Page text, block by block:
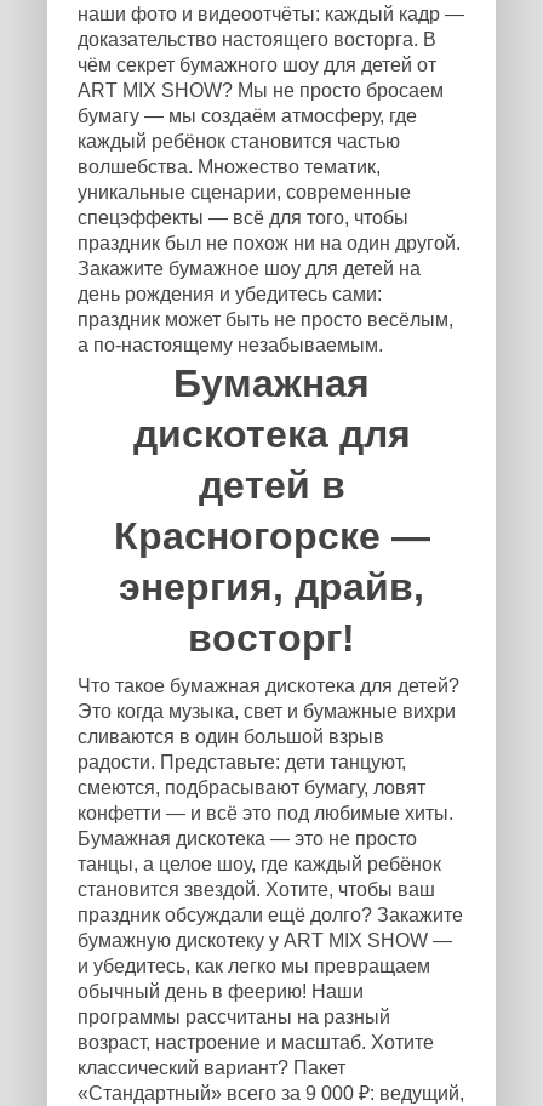
наши фото и видеоотчёты: каждый кадр —
доказательство настоящего восторга. В
чём секрет бумажного шоу для детей от
ART MIX SHOW? Мы не просто бросаем
бумагу — мы создаём атмосферу, где
каждый ребёнок становится частью
волшебства. Множество тематик,
уникальные сценарии, современные
спецэффекты — всё для того, чтобы
праздник был не похож ни на один другой.
Закажите бумажное шоу для детей на
день рождения и убедитесь сами:
праздник может быть не просто весёлым,
а по-настоящему незабываемым.
Бумажная
дискотека для
детей в
Красногорске —
энергия, драйв,
восторг!
Что такое бумажная дискотека для детей?
Это когда музыка, свет и бумажные вихри
сливаются в один большой взрыв
радости. Представьте: дети танцуют,
смеются, подбрасывают бумагу, ловят
конфетти — и всё это под любимые хиты.
Бумажная дискотека — это не просто
танцы, а целое шоу, где каждый ребёнок
становится звездой. Хотите, чтобы ваш
праздник обсуждали ещё долго? Закажите
бумажную дискотеку у ART MIX SHOW —
и убедитесь, как легко мы превращаем
обычный день в феерию! Наши
программы рассчитаны на разный
возраст, настроение и масштаб. Хотите
классический вариант? Пакет
«Стандартный» всего за 9 000 ₽: ведущий,